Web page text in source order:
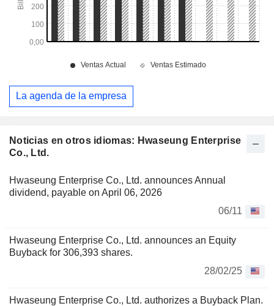
Noticias en otros idiomas: Hwaseung Enterprise
Co., Ltd.
Hwaseung Enterprise Co., Ltd. announces Annual
dividend, payable on April 06, 2026
06/11
Hwaseung Enterprise Co., Ltd. announces an Equity
Buyback for 306,393 shares.
28/02/25
Hwaseung Enterprise Co., Ltd. authorizes a Buyback Plan.
La agenda de la empresa